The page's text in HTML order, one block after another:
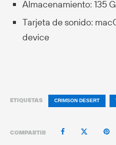
Almacenamiento: 135
Tarjeta de sonido:
device
ETIQUETAS CRIMSON DESERT
COMPARTIR